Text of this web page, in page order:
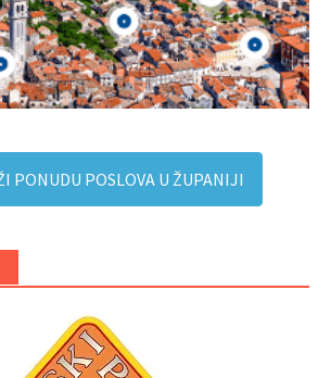
PONUDU POSLOVA U ŽUPANIJI